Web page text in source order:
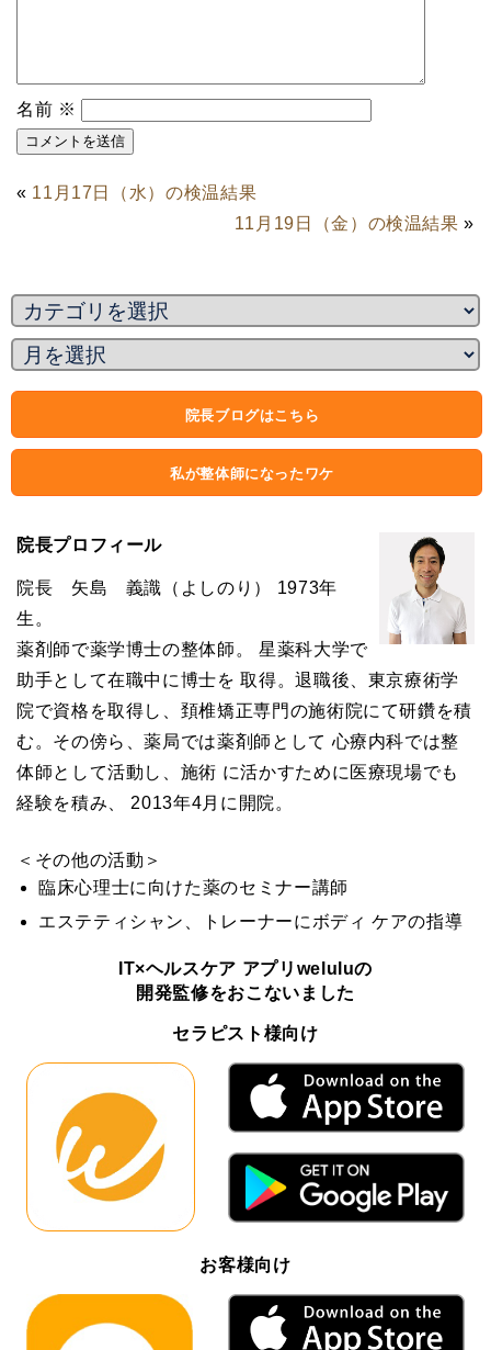
名前 ※
« 11月17日（水）の検温結果
11月19日（金）の検温結果 »
院長ブログはこちら
私が整体師になったワケ
院長プロフィール
院長 矢島 義識（よしのり） 1973年
生。
薬剤師で薬学博士の整体師。 星薬科大学で
助手として在職中に博士を 取得。退職後、東京療術学
院で資格を取得し、頚椎矯正専門の施術院にて研鑽を積
む。その傍ら、薬局では薬剤師として 心療内科では整
体師として活動し、施術 に活かすために医療現場でも
経験を積み、 2013年4月に開院。
＜その他の活動＞
臨床心理士に向けた薬のセミナー講師
エステティシャン、トレーナーにボディ ケアの指導
IT×ヘルスケア アプリweluluの
開発監修をおこないました
セラピスト様向け
お客様向け